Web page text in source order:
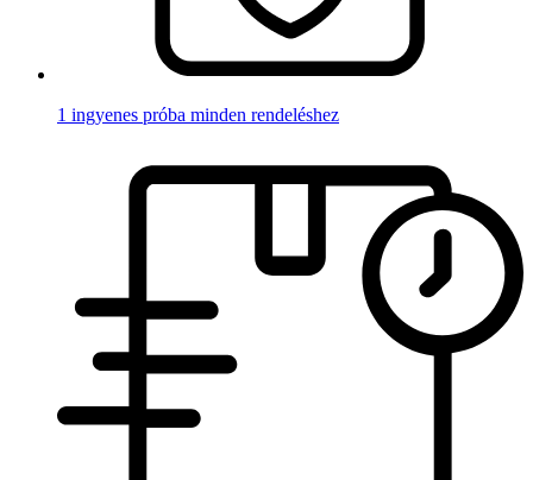
1 ingyenes próba minden rendeléshez